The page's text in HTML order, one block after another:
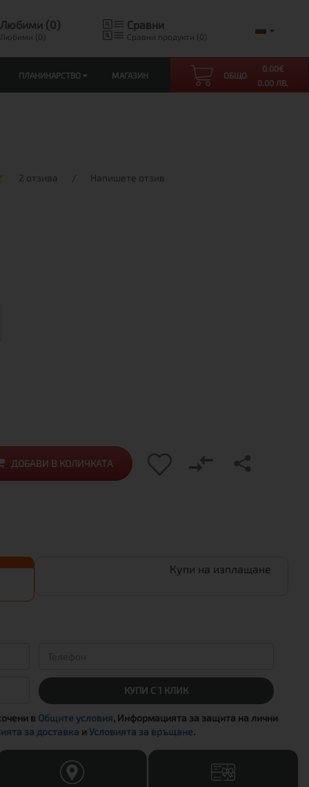
Любими (0)
Любими (0)
Сравни
Сравни продукти (0)
ПЛАНИНАРСТВО МАГАЗИН ОБЩО
0.00€
0.00 ЛВ.
2 отзива / Напишете отзив
ДОБАВИ В КОЛИЧКАТА
Купи на изплащане
КУПИ С 1 КЛИК
в Общите условия, Информацията за защита на лични
за доставка иУсловията за връщане.